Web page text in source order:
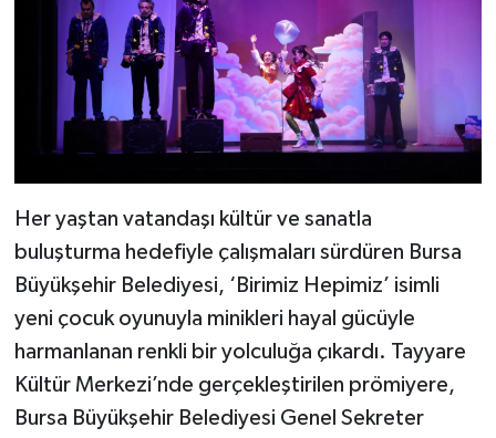
Her yaştan vatandaşı kültür ve sanatla
buluşturma hedefiyle çalışmaları sürdüren Bursa
Büyükşehir Belediyesi, ‘Birimiz Hepimiz’ isimli
yeni çocuk oyunuyla minikleri hayal gücüyle
harmanlanan renkli bir yolculuğa çıkardı. Tayyare
Kültür Merkezi’nde gerçekleştirilen prömiyere,
Bursa Büyükşehir Belediyesi Genel Sekreter